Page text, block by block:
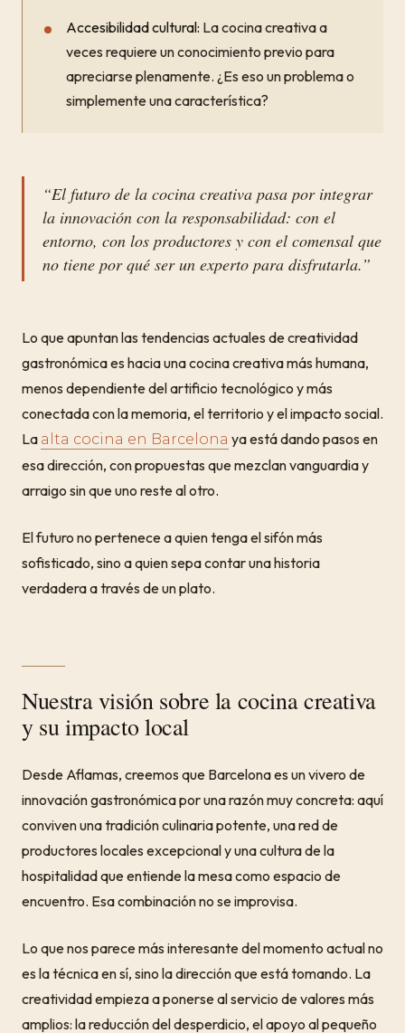
Accesibilidad cultural: La cocina creativa a
veces requiere un conocimiento previo para
apreciarse plenamente. ¿Es eso un problema o
simplemente una característica?
“El futuro de la cocina creativa pasa por integrar
la innovación con la responsabilidad: con el
entorno, con los productores y con el comensal que
no tiene por qué ser un experto para disfrutarla.”
Lo que apuntan las tendencias actuales de creatividad
gastronómica es hacia una cocina creativa más humana,
menos dependiente del artificio tecnológico y más
conectada con la memoria, el territorio y el impacto social.
La alta cocina en Barcelona ya está dando pasos en
esa dirección, con propuestas que mezclan vanguardia y
arraigo sin que uno reste al otro.
El futuro no pertenece a quien tenga el sifón más
sofisticado, sino a quien sepa contar una historia
verdadera a través de un plato.
Nuestra visión sobre la cocina creativa
y su impacto local
Desde Aflamas, creemos que Barcelona es un vivero de
innovación gastronómica por una razón muy concreta: aquí
conviven una tradición culinaria potente, una red de
productores locales excepcional y una cultura de la
hospitalidad que entiende la mesa como espacio de
encuentro. Esa combinación no se improvisa.
Lo que nos parece más interesante del momento actual no
es la técnica en sí, sino la dirección que está tomando. La
creatividad empieza a ponerse al servicio de valores más
amplios: la reducción del desperdicio, el apoyo al pequeño